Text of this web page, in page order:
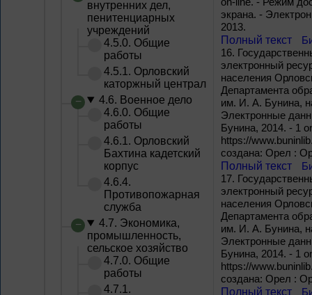
внутренних дел,
пенитенциарных
учреждений
4.5.0. Общие
работы
4.5.1. Орловский
каторжный централ
4.6. Военное дело
4.6.0. Общие
работы
4.6.1. Орловский
Бахтина кадетский
корпус
4.6.4.
Противопожарная
служба
4.7. Экономика,
промышленность,
сельское хозяйство
4.7.0. Общие
работы
4.7.1.
экрана. -
2013.
Полный текст
16.
электронный
населения
Департамента
им. И. А. Бунина,
Электронные
Бунина, 2014. - 1
https://
создана: Орел :
Полный текст
17.
электронный
населения
Департамента
им. И. А. Бунина,
Электронные
Бунина, 2014. - 1
https://
создана: Орел :
Полный текст